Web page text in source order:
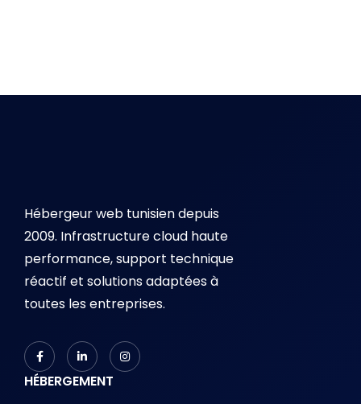
Hébergeur web tunisien depuis
2009. Infrastructure cloud haute
performance, support technique
réactif et solutions adaptées à
toutes les entreprises.
HÉBERGEMENT